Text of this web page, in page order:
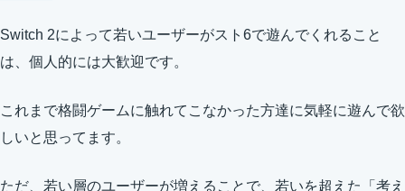
Switch 2によって若いユーザーがスト6で遊んでくれること
は、個人的には大歓迎です。
これまで格闘ゲームに触れてこなかった方達に気軽に遊んで欲
しいと思ってます。
ただ、若い層のユーザーが増えることで、若いを超えた「考え